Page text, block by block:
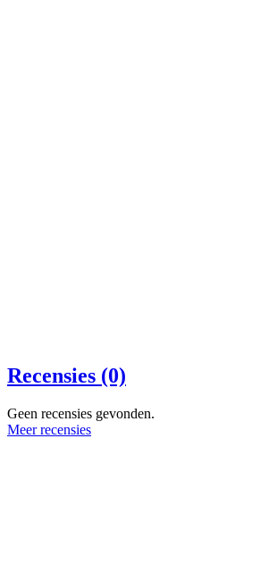
Recensies (0)
Geen recensies gevonden.
Meer recensies